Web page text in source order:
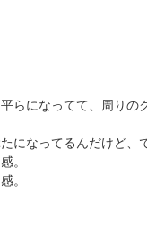
らになってて、周り
になってるんだけど、
。
。